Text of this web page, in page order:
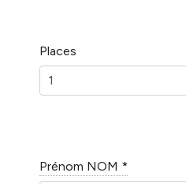
Places
Prénom NOM *